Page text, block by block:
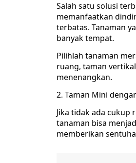
Salah satu solusi
memanfaatkan
terbatas. Tanaman
banyak tempat.
Pilihlah tanaman
ruang, taman
menenangkan.
2. Taman Mini
Jika tidak ada
tanaman bisa
memberikan